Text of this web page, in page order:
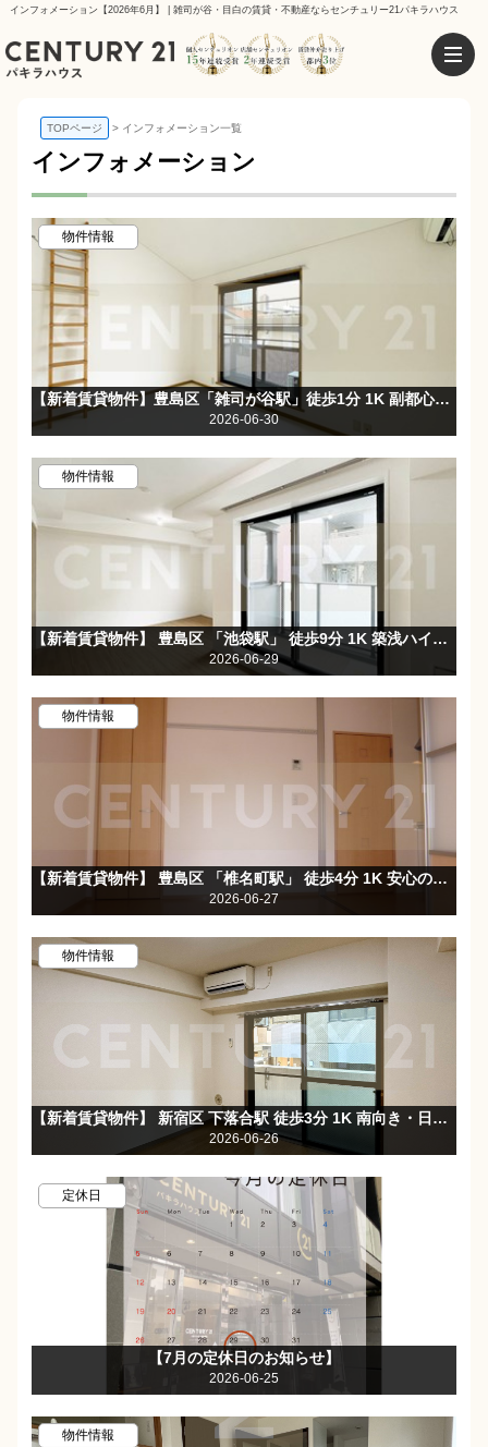
インフォメーション【2026年6月】 | 雑司が谷・目白の賃貸・不動産ならセンチュリー21パキラハウス
TOPページ インフォメーション一覧
インフォメーション
物件情報
【新着賃貸物件】豊島区「雑司が谷駅」徒歩1分 1K 副都心線雑司が谷駅徒歩1分☆女性限定の楽器相談可物件☆
2026-06-30
物件情報
【新着賃貸物件】 豊島区 「池袋駅」 徒歩9分 1K 築浅ハイグレード賃貸マンション！池袋駅・目白駅・2駅利用可能☆
2026-06-29
物件情報
【新着賃貸物件】 豊島区 「椎名町駅」 徒歩4分 1K 安心のTVモニター付オートロック完備！テラス付き・日当良好♪バス・トイレ別☆
2026-06-27
物件情報
【新着賃貸物件】 新宿区 下落合駅 徒歩3分 1K 南向き・日当たり良好☆バストイレ別☆オートロック・エレベーター完備♪
2026-06-26
定休日
【7月の定休日のお知らせ】
2026-06-25
物件情報